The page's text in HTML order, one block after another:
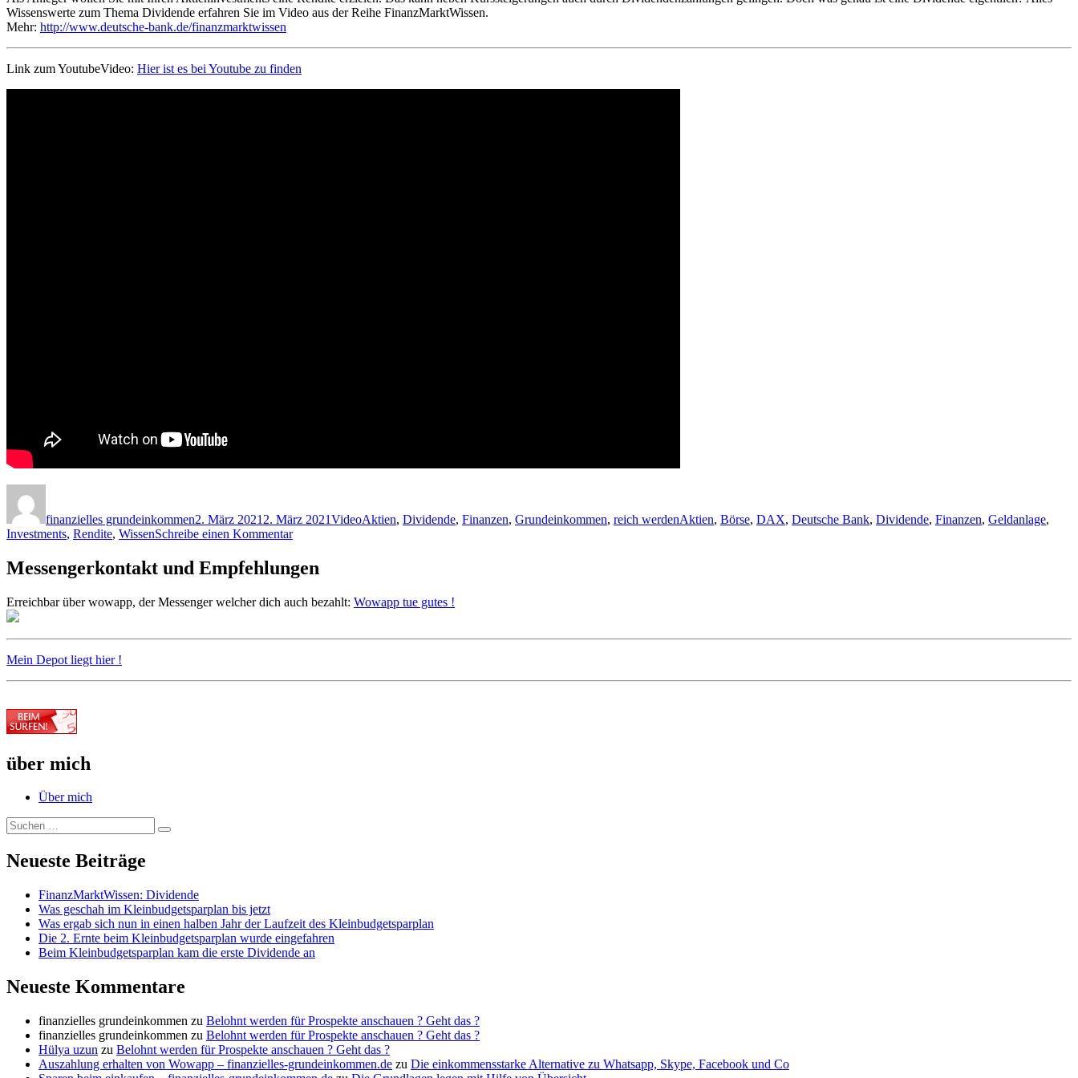
Wissenswerte zum Thema Dividende erfahren Sie im Video aus der Reihe FinanzMarktWissen.
Mehr: http://www.deutsche-bank.de/finanzmarktwissen
Link zum YoutubeVideo: Hier ist es bei Youtube zu finden
finanzielles grundeinkommen2. März 2021 2. März 2021VideoAktien, Dividende, Finanzen, Grundeinkommen, reich werdenAktien, Börse, DAX, Deutsche Bank, Dividende, Finanzen, Geldanlage,
Investments, Rendite, WissenSchreibe einen Kommentarzu
Dividende
Messengerkontakt und Empfehlungen
Erreichbar über wowapp, der Messenger welcher dich auch bezahlt: Wowapp tue gutes !
Mein Depot liegt hier !
über mich
Über mich
Suche
nach:
Suchen
Neueste Beiträge
FinanzMarktWissen: Dividende
Was geschah im Kleinbudgetsparplan bis jetzt
Was ergab sich nun in einen halben Jahr der Laufzeit des Kleinbudgetsparplan
Die 2. Ernte beim Kleinbudgetsparplan wurde eingefahren
Beim Kleinbudgetsparplan kam die erste Dividende an
Neueste Kommentare
finanzielles grundeinkommen zu Belohnt werden für Prospekte anschauen ? Geht das ?
finanzielles grundeinkommen zu Belohnt werden für Prospekte anschauen ? Geht das ?
Hülya uzun zu Belohnt werden für Prospekte anschauen ? Geht das ?
Auszahlung erhalten von Wowapp – finanzielles-grundeinkommen.de zu Die einkommensstarke Alternative zu Whatsapp, Skype, Facebook und Co